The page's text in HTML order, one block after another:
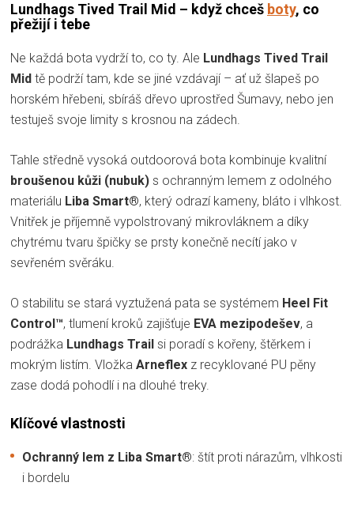
Lundhags Tived Trail Mid – když chceš boty, co
přežijí i tebe
Ne každá bota vydrží to, co ty. Ale Lundhags Tived Trail
Mid tě podrží tam, kde se jiné vzdávají – ať už šlapeš po
horském hřebeni, sbíráš dřevo uprostřed Šumavy, nebo jen
testuješ svoje limity s krosnou na zádech.
Tahle středně vysoká outdoorová bota kombinuje kvalitní
broušenou kůži (nubuk) s ochranným lemem z odolného
materiálu Liba Smart®, který odrazí kameny, bláto i vlhkost.
Vnitřek je příjemně vypolstrovaný mikrovláknem a díky
chytrému tvaru špičky se prsty konečně necítí jako v
sevřeném svěráku.
O stabilitu se stará vyztužená pata se systémem Heel Fit
Control™, tlumení kroků zajišťuje EVA mezipodešev, a
podrážka Lundhags Trail si poradí s kořeny, štěrkem i
mokrým listím. Vložka Arneflex z recyklované PU pěny
zase dodá pohodlí i na dlouhé treky.
Klíčové vlastnosti
Ochranný lem z Liba Smart®: štít proti nárazům, vlhkosti
i bordelu